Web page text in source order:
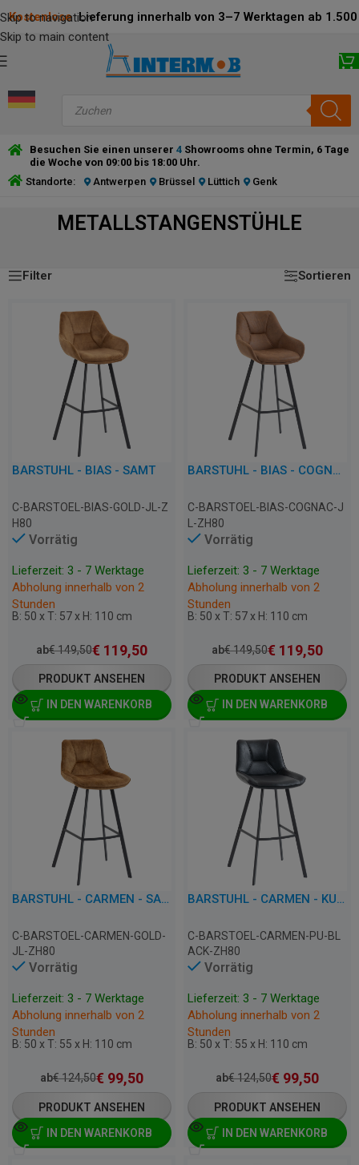
Skip to navigation
Skip to main content
Kostenlose Lieferung innerhalb von 3–7 Werktagen ab
Besuchen Sie einen unserer 4 Showrooms ohne Termin, 6 Tage
die Woche von 09:00 bis 18:00 Uhr.
Standorte:
Antwerpen Brüssel Lüttich Genk
METALLSTANGENSTÜHLE
Filter Sortieren
BARSTUHL - BIAS - SAMT
C-BARSTOEL-BIAS-GOLD-JL-Z
H80
Vorrätig
Lieferzeit: 3 - 7 Werktage
Abholung innerhalb von 2
Stunden
B: 50 x T: 57 x H: 110 cm
ab€149,50€ 119,50
PRODUKT ANSEHEN
IN DEN WARENKORB
BARSTUHL - BIAS - COGNAC MIKROFASER
C-BARSTOEL-BIAS-COGNAC-J
L-ZH80
Vorrätig
Lieferzeit: 3 - 7 Werktage
Abholung innerhalb von 2
Stunden
B: 50 x T: 57 x H: 110 cm
ab€149,50€ 119,50
PRODUKT ANSEHEN
IN DEN WARENKORB
BARSTUHL - CARMEN - SAMT
C-BARSTOEL-CARMEN-GOLD-
JL-ZH80
Vorrätig
Lieferzeit: 3 - 7 Werktage
Abholung innerhalb von 2
Stunden
B: 50 x T: 55 x H: 110 cm
ab€124,50€ 99,50
PRODUKT ANSEHEN
IN DEN WARENKORB
BARSTUHL - CARMEN - KUNSTLEDER
C-BARSTOEL-CARMEN-PU-BL
ACK-ZH80
Vorrätig
Lieferzeit: 3 - 7 Werktage
Abholung innerhalb von 2
Stunden
B: 50 x T: 55 x H: 110 cm
ab€124,50€ 99,50
PRODUKT ANSEHEN
IN DEN WARENKORB